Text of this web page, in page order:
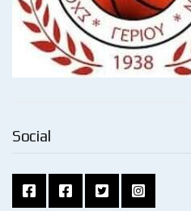
Social